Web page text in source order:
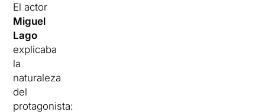
El actor
Miguel
Lago
explicaba
la
naturaleza
del
protagonista: